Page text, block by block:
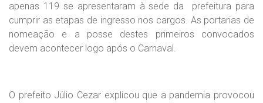
apenas 119 se apresentaram à sede da prefeitura para
cumprir as etapas de ingresso nos cargos. As portarias de
nomeação e a posse destes primeiros convocados
devem acontecer logo após o Carnaval.
O prefeito Júlio Cezar explicou que a pandemia provocou